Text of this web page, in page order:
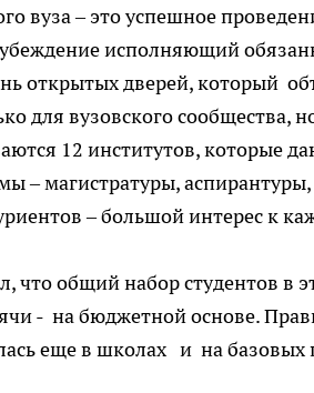
вуза – это успешное
исполняющий
открытых дверей, который
для вузовского сообщества,
12 институтов, которые
– магистратуры,
– большой интерес к
что общий набор студентов в
- на бюджетной основе.
еще в школах и на базовых